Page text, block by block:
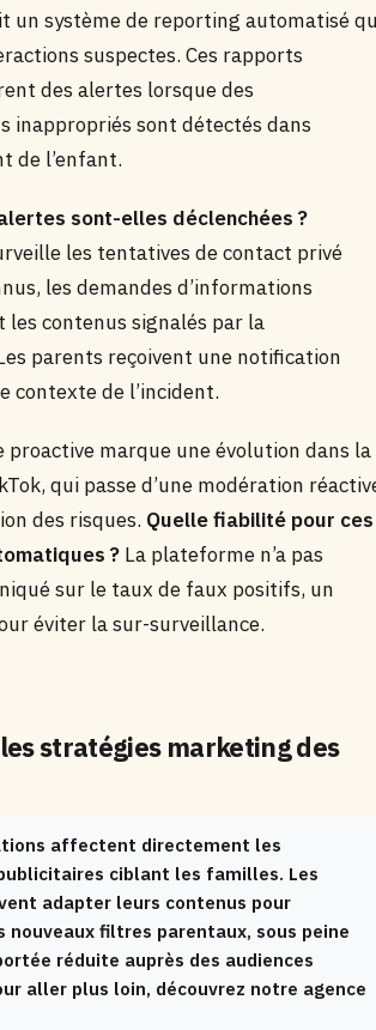
un système de reporting automatisé
suspectes. Ces rapports
des alertes lorsque des
inappropriés sont détectés dans
de l’enfant.
sont-elles déclenchées ?
les tentatives de contact privé
les demandes d’informations
les contenus signalés par la
parents reçoivent une notification
contexte de l’incident.
proactive marque une évolution dans la
qui passe d’une modération
des risques. Quelle fiabilité pour ces
? La plateforme n’a pas
sur le taux de faux positifs, un
éviter la sur-surveillance.
stratégies marketing des
affectent directement les
ciblant les familles. Les
adapter leurs contenus pour
nouveaux filtres parentaux, sous peine
réduite auprès des audiences
aller plus loin, découvrez notre agence